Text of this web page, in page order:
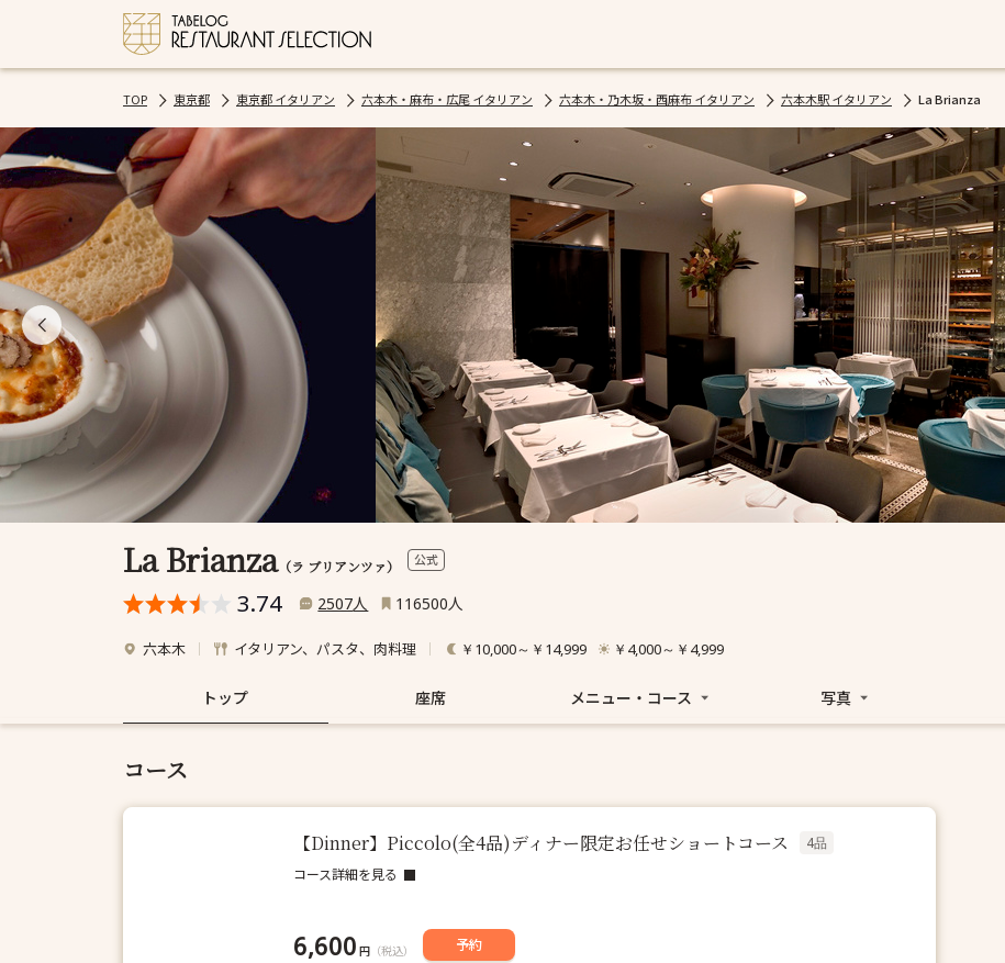
TOP 東京都 東京都 イタリアン 六本木・麻布・広尾 イタリアン 六本木・乃木坂・西麻布 イタリアン 六本木駅 イタリアン La Brianza
La Brianza（ラ ブリアンツァ） 公式
3.74 2507人 116500人
六本木 イタリアン、パスタ、肉料理 ￥10,000～￥14,999 ￥4,000～￥4,999
トップ 座席 メニュー・コース 写真
コース
【Dinner】Piccolo(全4品)ディナー限定お任せショートコース
4品
コース詳細を見る
6,600 円 （税込） 予約